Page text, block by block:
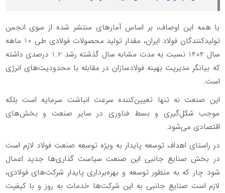
با همه این اوصاف، بر اساس آمارهای منتشر شده از سوی انجمن
تولیدکنندگان فولاد ایران، مقدار تولید محصولات فولادی طی 10 ماهه
سال 1404 نسبت به مدت مشابه سال گذشته رشد 1.2 درصدی داشته
که بیانگر مدیریت بهینه فولادسازان در مقابله با محدودیت‌های انرژی
است.
این صنعت نه تنها تعیین‏‏‏‏‌کننده سرعت انباشت سرمایه است بلکه
موجب شکل‏‏‏‏‌گیری و بسط فناوری در سایر صنعت و بخش‏‏‏‏‌های
اقتصادی می‏‏‏‏‌شود.
در راستای اهداف توسعه پایدار به ویژه توسعه صنعت فولاد لازم است
در بخش صنایع جانبی این صنعت سیاست گذاری‌‌‌‌‌ها جدید اعمال
شود چار که به منظور توسعه و بهره‌‌‌‌‌برداری پایدار شرکت‌های فولادی،
لازم است صنایع جانبی به این شرکت‌ها خدمات به روز و با کیفیت